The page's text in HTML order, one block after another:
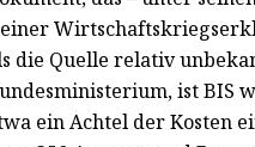
die Quelle relativ
ist BIS
ein Achtel der Kosten